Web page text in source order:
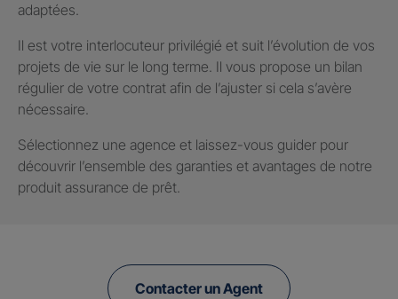
adaptées.
Il est votre interlocuteur privilégié et suit l’évolution de vos
projets de vie sur le long terme. Il vous propose un bilan
régulier de votre contrat afin de l’ajuster si cela s’avère
nécessaire.
Sélectionnez une agence et laissez-vous guider pour
découvrir l’ensemble des garanties et avantages de notre
produit assurance de prêt.
Contacter un Agent